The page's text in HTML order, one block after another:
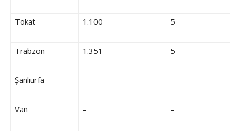
Tokat 1.100 5
Trabzon 1.351 5
Şanlıurfa – –
Van – –